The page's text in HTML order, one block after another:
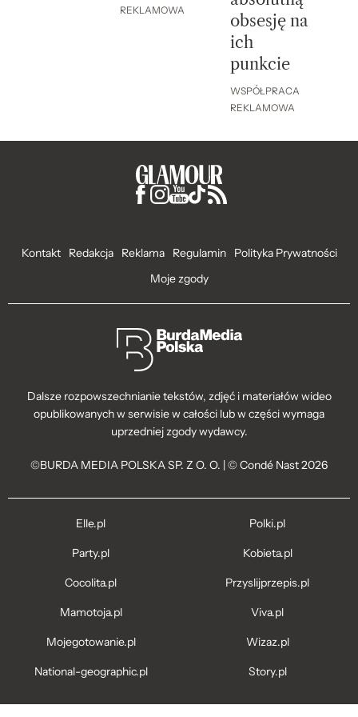
REKLAMOWA
obsesję na
ich
punkcie
WSPÓŁPRACA
REKLAMOWA
Kontakt Redakcja Reklama Regulamin
Polityka Prywatności
Moje zgody
Dalsze rozpowszechnianie tekstów, zdjęć i materiałów wideo
opublikowanych w serwisie w całości lub w części wymaga
uprzedniej zgody wydawcy.
©BURDA MEDIA POLSKA SP. Z O. O. | © Condé Nast 2026
Elle.pl
Party.pl
Cocolita.pl
Mamotoja.pl
Mojegotowanie.pl
National-geographic.pl
Polki.pl
Kobieta.pl
Przyslijprzepis.pl
Viva.pl
Wizaz.pl
Story.pl